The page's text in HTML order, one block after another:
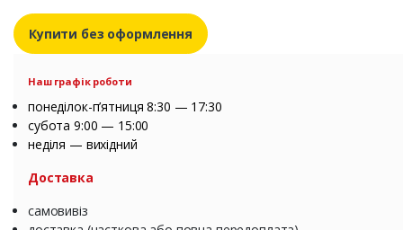
Купити без оформлення
Наш графік роботи
понеділок-п’ятниця 8:30 — 17:30
субота 9:00 — 15:00
неділя — вихідний
Доставка
самовивіз